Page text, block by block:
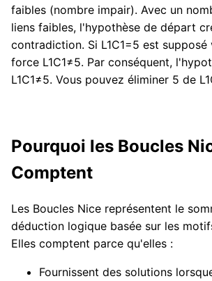
faibles (nombre impair). Avec un
liens faibles, l'hypothèse de départ
contradiction. Si L1C1=5 est supposé
force L1C1≠5. Par conséquent,
L1C1≠5. Vous pouvez éliminer 5 de
Pourquoi les Boucles
Comptent
Les Boucles Nice représentent le
déduction logique basée sur les
Elles comptent parce qu'elles :
Fournissent des solutions